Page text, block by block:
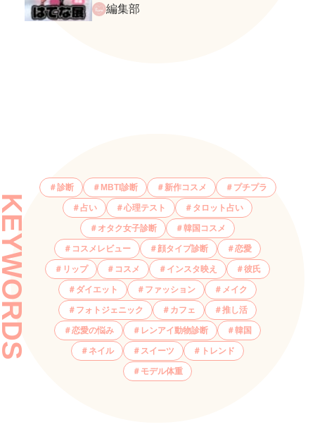
てな展』に行ってきたレポ
編集部
診断 MBTI診断 新作コスメ プチプラ
占い 心理テスト タロット占い
オタク女子診断 韓国コスメ
コスメレビュー 顔タイプ診断 恋愛
リップ コスメ インスタ映え 彼氏
ダイエット ファッション メイク
フォトジェニック カフェ 推し活
恋愛の悩み レンアイ動物診断 韓国
ネイル スイーツ トレンド
モデル体重